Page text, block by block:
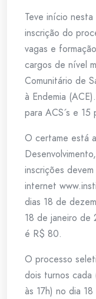
Teve início
inscrição do
vagas e
cargos de nível
Comunitário de
à Endemia
para ACS´s e 15
O certame está
inscrições
internet
dias 18 de
18 de janeiro de
é R$ 80.
O processo
dois turnos cada
às 17h) no dia